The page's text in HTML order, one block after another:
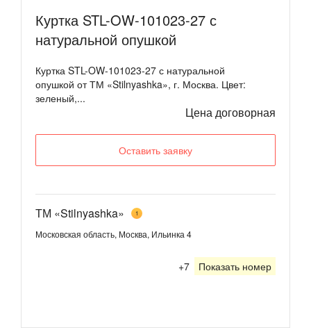
Куртка STL-OW-101023-27 с
натуральной опушкой
Куртка STL-OW-101023-27 с натуральной
опушкой от ТМ «Stilnyashka», г. Москва. Цвет:
зеленый,...
Цена договорная
Оставить заявку
ТМ «Stilnyashka» 1
Московская область, Москва, Ильинка 4
+7 Показать номер